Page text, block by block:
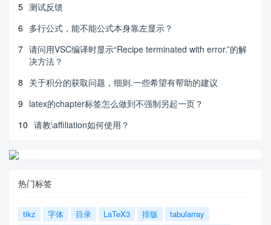
5 测试反馈
6 多行公式，能不能公式本身靠左显示？
7 请问用VSC编译时显示“Recipe terminated with error.”的解
决方法？
8 关于积分的获取问题，细则.一些希望有帮助的建议
9 latex的chapter标签怎么做到不强制另起一页？
10 请教\affiliation如何使用？
热门标签
tikz 字体 目录 LaTeX3 排版
tabularray